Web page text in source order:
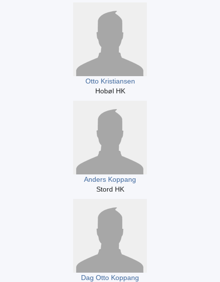
Otto Kristiansen
Hobøl HK
Anders Koppang
Stord HK
Dag Otto Koppang